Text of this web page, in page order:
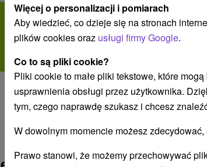
RIEKY,
VODNÉ NÁDRŽE,
Więcej o personalizacji i pomiarach
Aby wiedzieć, co dzieje się na stronach
plików cookies oraz usługi firmy Google.
Co to są pliki cookie?
Pliki cookie to małe pliki tekstowe, które
usprawnienia obsługi przez użytkownika.
tym, czego naprawdę szukasz i chcesz
W dowolnym momencie możesz
Prawo stanowi, że możemy przechowywać